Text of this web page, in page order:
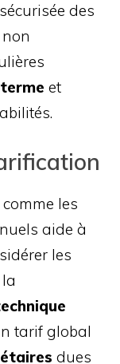
des
et
les
aide à
les
tarif global
dues